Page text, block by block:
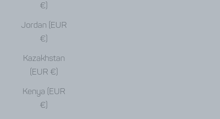
€)
Jordan (EUR
€)
Kazakhstan
(EUR €)
Kenya (EUR
€)